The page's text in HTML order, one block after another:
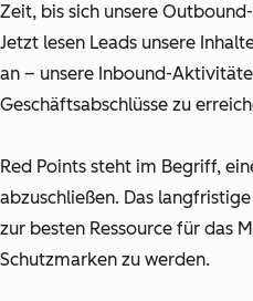
Zeit, bis sich unsere
Jetzt lesen Leads unsere
an – unsere Inbound-
Geschäftsabschlüsse zu
Red Points steht im Begriff,
abzuschließen. Das
zur besten Ressource für das
Schutzmarken zu werden.